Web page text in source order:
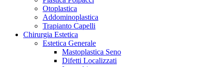
Otoplastica
Addominoplastica
Trapianto Capelli
Chirurgia Estetica
Estetica Generale
Mastoplastica Seno
Difetti Localizzati